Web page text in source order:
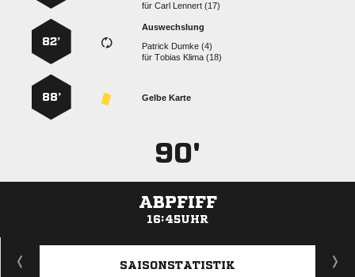
für  
Auswechslung
  
für  
82’
Gelbe Karte
88’
90'
ABPFIFF
16:45UHR
ANZEIGE
SAISONSTATISTIK